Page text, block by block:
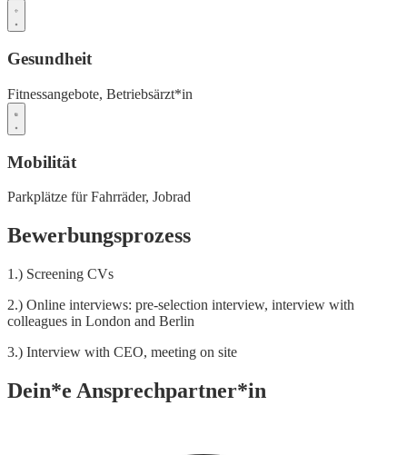
Gesundheit
Fitnessangebote, Betriebsärzt*in
Mobilität
Parkplätze für Fahrräder, Jobrad
Bewerbungsprozess
1.) Screening CVs
2.) Online interviews: pre-selection interview, interview with
colleagues in London and Berlin
3.) Interview with CEO, meeting on site
Dein*e Ansprechpartner*in